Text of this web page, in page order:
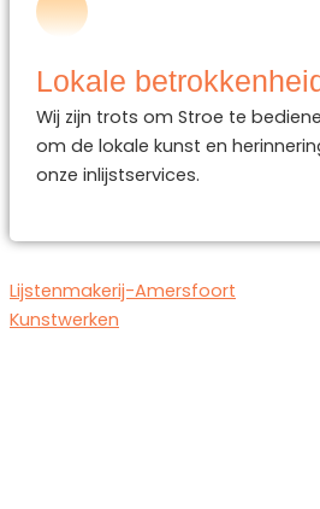
Lokale
Wij zijn trots om Stroe te
om de lokale kunst en
onze inlijstservices.
Lijstenmakerij-Amersfoort
Kunstwerken